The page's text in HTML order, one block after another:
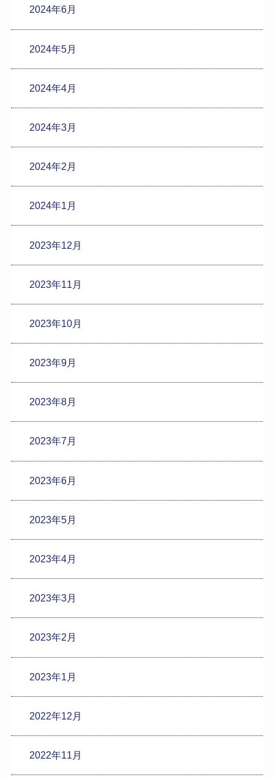
2024年6月
2024年5月
2024年4月
2024年3月
2024年2月
2024年1月
2023年12月
2023年11月
2023年10月
2023年9月
2023年8月
2023年7月
2023年6月
2023年5月
2023年4月
2023年3月
2023年2月
2023年1月
2022年12月
2022年11月